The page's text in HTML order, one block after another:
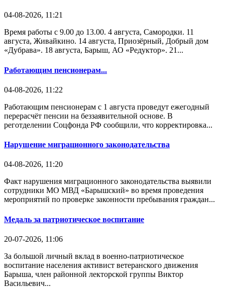
04-08-2026, 11:21
Время работы с 9.00 до 13.00. 4 августа, Самородки. 11
августа, Живайкино. 14 августа, Приозёрный, Добрый дом
«Дубрава». 18 августа, Барыш, АО «Редуктор». 21...
Работающим пенсионерам...
04-08-2026, 11:22
Работающим пенсионерам с 1 августа проведут ежегодный
перерасчёт пенсии на беззаявительной основе. В
реготделении Соцфонда РФ сообщили, что корректировка...
Нарушение миграционного законодательства
04-08-2026, 11:20
Факт нарушения миграционного законодательства выявили
сотрудники МО МВД «Барышский» во время проведения
мероприятий по проверке законности пребывания граждан...
Медаль за патриотическое воспитание
20-07-2026, 11:06
За большой личный вклад в военно-патриотическое
воспитание населения активист ветеранского движения
Барыша, член районной лекторской группы Виктор
Васильевич...